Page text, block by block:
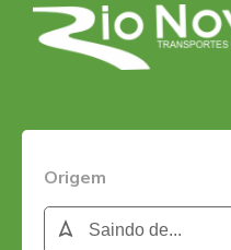
Origem